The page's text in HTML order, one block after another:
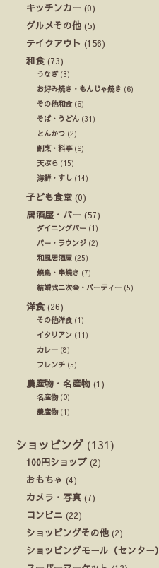
キッチンカー (0)
グルメその他 (5)
テイクアウト (156)
和食 (73)
うなぎ(3)
お好み焼き・もんじゃ焼き (6)
その他和食(6)
そば・うどん (31)
とんかつ (2)
割烹・料亭(9)
天ぷら (15)
海鮮・すし (14)
子ども食堂 (0)
居酒屋・バー (57)
ダイニングバー (1)
バー・ラウンジ (2)
和風居酒屋 (25)
焼鳥・串焼き (7)
結婚式ニ次会・パーティー (5)
洋食 (26)
その他洋食(1)
イタリアン (11)
カレー (8)
フレンチ (5)
農産物・名産物 (1)
名産物(0)
農産物(1)
ショッピング (131)
100円ショップ (2)
おもちゃ (4)
カメラ・写真 (7)
コンビニ (22)
ショッピングその他 (2)
ショッピングモール（センター）